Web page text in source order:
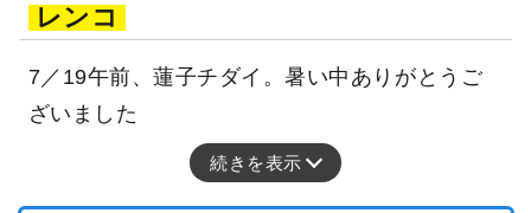
レンコ
7／19午前、蓮子チダイ。暑い中ありがとうご
ざいました
続きを表示